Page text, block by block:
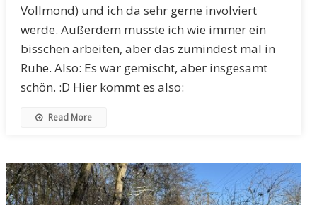
Vollmond) und ich da sehr gerne involviert
werde. Außerdem musste ich wie immer ein
bisschen arbeiten, aber das zumindest mal in
Ruhe. Also: Es war gemischt, aber insgesamt
schön. :D Hier kommt es also:
Read More